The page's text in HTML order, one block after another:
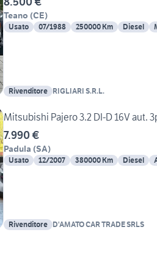
Teano (CE)
Usato 07/1988 250000 Km Diesel
Rivenditore RIGLIARI S.R.L.
Mitsubishi Pajero 3.2 DI-D 16V aut.
7.990 €
Padula (SA)
Usato 12/2007 380000 Km Diesel
Rivenditore D'AMATO CAR TRADE SRLS